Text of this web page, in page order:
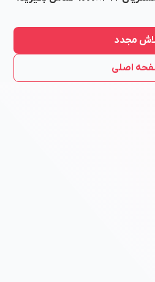
مجدد
اصلی